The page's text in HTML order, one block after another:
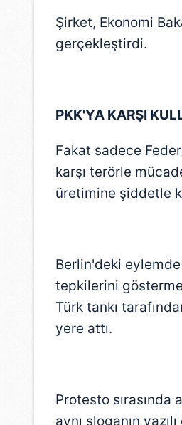
Şirket, Ekonomi
gerçekleştirdi.
PKK'YA KARŞI
Fakat sadece
karşı terörle
üretimine şiddetle
Berlin'deki
tepkilerini
Türk tankı
yere attı.
Protesto sırasında
aynı sloganın